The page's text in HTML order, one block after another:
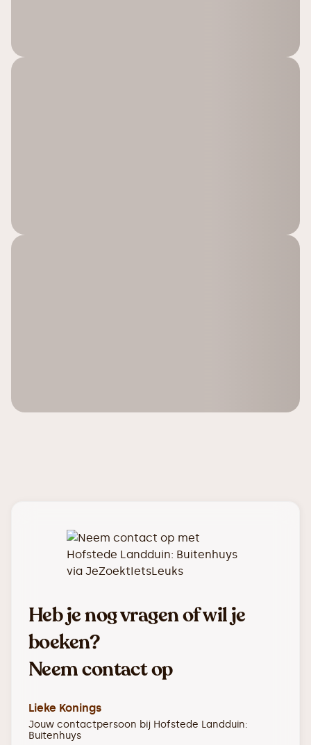
Heb je nog vragen of wil je
boeken?
Neem contact op
Lieke Konings
Jouw contactpersoon bij Hofstede Landduin:
Buitenhuys